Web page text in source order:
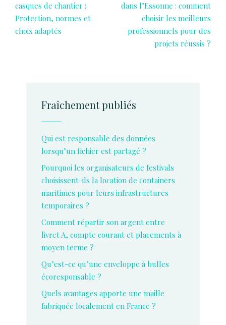
casques de chantier :
Protection, normes et
choix adaptés
dans l’Essonne : comment
choisir les meilleurs
professionnels pour des
projets réussis ?
Fraîchement publiés
Qui est responsable des données
lorsqu’un fichier est partagé ?
Pourquoi les organisateurs de festivals
choisissent-ils la location de containers
maritimes pour leurs infrastructures
temporaires ?
Comment répartir son argent entre
livret A, compte courant et placements à
moyen terme ?
Qu’est-ce qu’une enveloppe à bulles
écoresponsable ?
Quels avantages apporte une maille
fabriquée localement en France ?